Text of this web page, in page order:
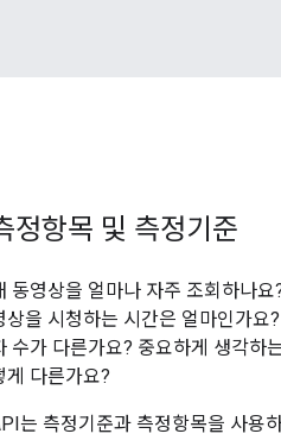
정항목 및 측정기준
동영상을 얼마나 자주 조회하나
상을 시청하는 시간은 얼마인가요
수가 다른가요? 중요하게 생각하
게 다른가요?
는 측정기준과 측정항목을 사용